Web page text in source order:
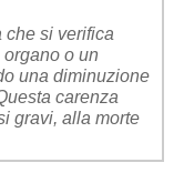
che si verifica
o un
una diminuzione
carenza
gravi, alla morte